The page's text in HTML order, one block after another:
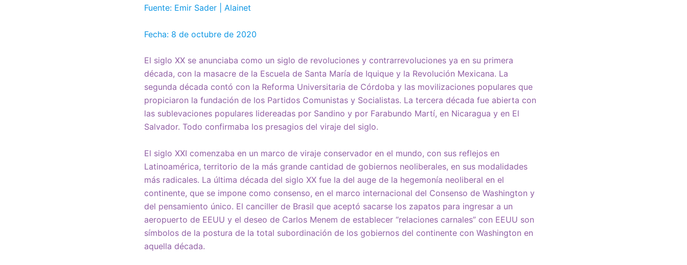
Fuente: Emir Sader | Alainet
Fecha: 8 de octubre de 2020
El siglo XX se anunciaba como un siglo de revoluciones y contrarrevoluciones ya en su primera
década, con la masacre de la Escuela de Santa María de Iquique y la Revolución Mexicana. La
segunda década contó con la Reforma Universitaria de Córdoba y las movilizaciones populares que
propiciaron la fundación de los Partidos Comunistas y Socialistas. La tercera década fue abierta con
las sublevaciones populares lidereadas por Sandino y por Farabundo Martí, en Nicaragua y en El
Salvador. Todo confirmaba los presagios del viraje del siglo.
El siglo XXI comenzaba en un marco de viraje conservador en el mundo, con sus reflejos en
Latinoamérica, territorio de la más grande cantidad de gobiernos neoliberales, en sus modalidades
más radicales. La última década del siglo XX fue la del auge de la hegemonía neoliberal en el
continente, que se impone como consenso, en el marco internacional del Consenso de Washington y
del pensamiento único. El canciller de Brasil que aceptó sacarse los zapatos para ingresar a un
aeropuerto de EEUU y el deseo de Carlos Menem de establecer “relaciones carnales” con EEUU son
símbolos de la postura de la total subordinación de los gobiernos del continente con Washington en
aquella década.